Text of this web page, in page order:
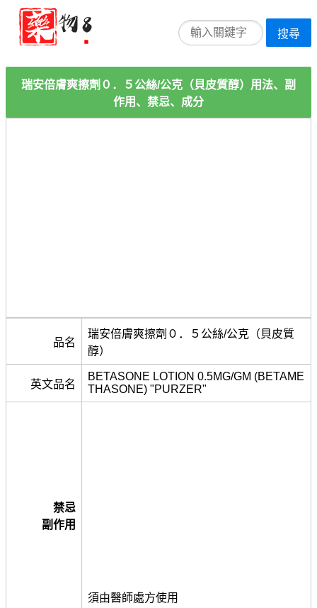
搜尋
瑞安倍膚爽擦劑０．５公絲/公克（貝皮質醇）用法、副
作用、禁忌、成分
品名
瑞安倍膚爽擦劑０．５公絲/公克（貝皮質
醇）
英文品名
BETASONE LOTION 0.5MG/GM (BETAME
THASONE) "PURZER"
禁忌
副作用
須由醫師處方使用